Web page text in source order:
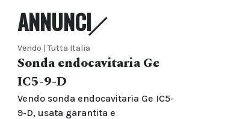
ANNUNCI
Vendo | Tutta Italia
Sonda endocavitaria Ge
IC5-9-D
Vendo sonda endocavitaria Ge IC5-
9-D, usata garantita e